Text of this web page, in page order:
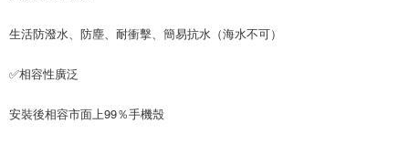
生活防潑水、防塵、耐衝擊、簡易抗水（海水不可）
✅相容性廣泛
安裝後相容市面上99％手機殼